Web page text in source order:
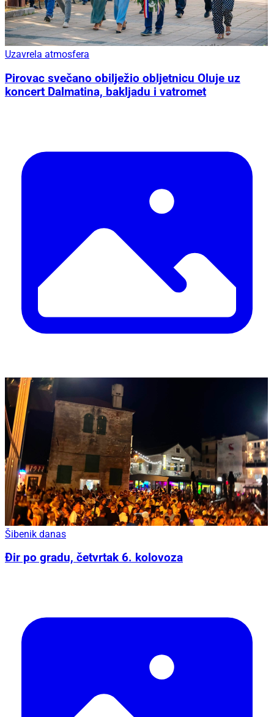
Uzavrela atmosfera
Pirovac svečano obilježio obljetnicu Oluje uz
koncert Dalmatina, bakljadu i vatromet
Šibenik danas
Đir po gradu, četvrtak 6. kolovoza